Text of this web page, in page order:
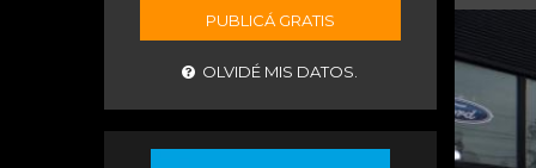
PUBLICÁ GRATIS
OLVIDÉ MIS DATOS.